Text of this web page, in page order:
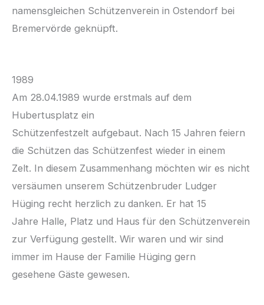
namensgleichen Schützenverein in Ostendorf bei
Bremervörde geknüpft.
1989
Am 28.04.1989 wurde erstmals auf dem
Hubertusplatz ein
Schützenfestzelt aufgebaut. Nach 15 Jahren feiern
die Schützen das Schützenfest wieder in einem
Zelt. In diesem Zusammenhang möchten wir es nicht
versäumen unserem Schützenbruder Ludger
Hüging recht herzlich zu danken. Er hat 15
Jahre Halle, Platz und Haus für den Schützenverein
zur Verfügung gestellt. Wir waren und wir sind
immer im Hause der Familie Hüging gern
gesehene Gäste gewesen.